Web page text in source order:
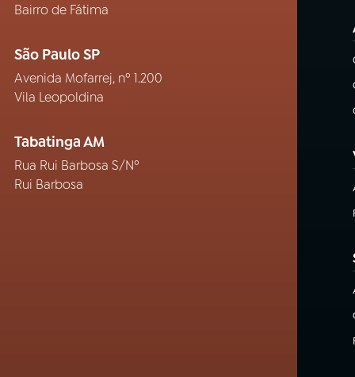
Bairro de Fátima
São Paulo SP
Avenida Mofarrej, nº 1.200
Vila Leopoldina
Tabatinga AM
Rua Rui Barbosa S/Nº
Rui Barbosa